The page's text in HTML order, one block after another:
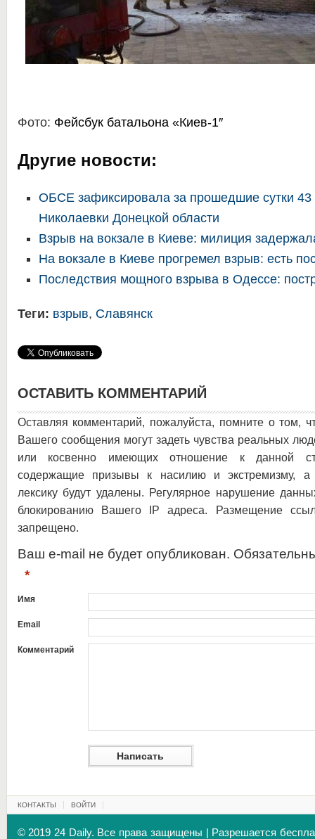
Фото: Фейсбук батальона «Киев-1″
Другие новости:
ОБСЕ зафиксировала за прошедшие сутки 43
Николаевки Донецкой области
Взрыв на вокзале в Киеве: милиция
На вокзале в Киеве прогремел взрыв: есть
Последствия мощного взрыва в Одессе:
Теги: взрыв, Славянск
ОСТАВИТЬ КОММЕНТАРИЙ
Оставляя комментарий, пожалуйста, помните о том,
Вашего сообщения могут задеть чувства реальных
или косвенно имеющих отношение к данной
содержащие призывы к насилию и экстремизму, а
лексику будут удалены. Регулярное нарушение
блокированию Вашего IP адреса. Размещение
запрещено.
Ваш e-mail не будет опубликован.
*
Имя
Email
Комментарий
КОНТАКТЫ ВОЙТИ
© 2019 24 Daily. Все права защищены | Разрешается